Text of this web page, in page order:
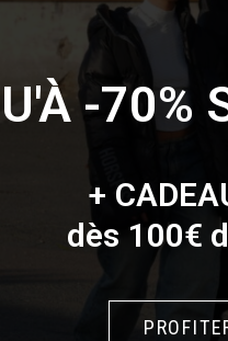
-70%
+ CADEA
dès 1 00€ d